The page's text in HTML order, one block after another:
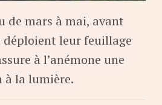
de mars à mai, avant
déploient leur feuillage
à l’anémone une
à la lumière.